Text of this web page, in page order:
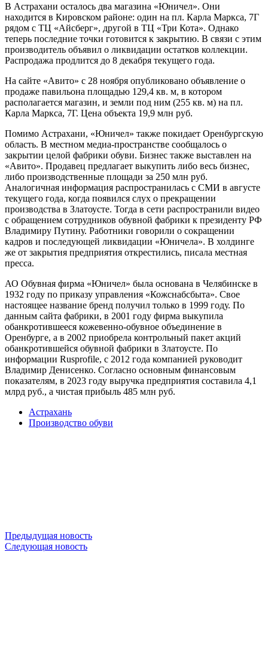
В Астрахани осталось два магазина «Юничел». Они
находится в Кировском районе: один на пл. Карла Маркса, 7Г
рядом с ТЦ «Айсберг», другой в ТЦ «Три Кота». Однако
теперь последние точки готовится к закрытию. В связи с этим
производитель объявил о ликвидации остатков коллекции.
Распродажа продлится до 8 декабря текущего года.
На сайте «Авито» с 28 ноября опубликовано объявление о
продаже павильона площадью 129,4 кв. м, в котором
располагается магазин, и земли под ним (255 кв. м) на пл.
Карла Маркса, 7Г. Цена объекта 19,9 млн руб.
Помимо Астрахани, «Юничел» также покидает Оренбургскую
область. В местном медиа-пространстве сообщалось о
закрытии целой фабрики обуви. Бизнес также выставлен на
«Авито». Продавец предлагает выкупить либо весь бизнес,
либо производственные площади за 250 млн руб.
Аналогичная информация распространилась с СМИ в августе
текущего года, когда появился слух о прекращении
производства в Златоусте. Тогда в сети распространили видео
с обращением сотрудников обувной фабрики к президенту РФ
Владимиру Путину. Работники говорили о сокращении
кадров и последующей ликвидации «Юничела». В холдинге
же от закрытия предприятия открестились, писала местная
пресса.
АО Обувная фирма «Юничел» была основана в Челябинске в
1932 году по приказу управления «Кожснабсбыта». Свое
настоящее название бренд получил только в 1999 году. По
данным сайта фабрики, в 2001 году фирма выкупила
обанкротившееся кожевенно-обувное объединение в
Оренбурге, а в 2002 приобрела контрольный пакет акций
обанкротившейся обувной фабрики в Златоусте. По
информации Rusprofile, с 2012 года компанией руководит
Владимир Денисенко. Согласно основным финансовым
показателям, в 2023 году выручка предприятия составила 4,1
млрд руб., а чистая прибыль 485 млн руб.
Астрахань
Производство обуви
Предыдущая новость
Следующая новость